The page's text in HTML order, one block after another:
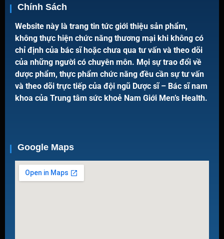
Chính Sách
Website này là trang tin tức giới thiệu sản phẩm,
không thực hiện chức năng thương mại khi không có
chỉ định của bác sĩ hoặc chưa qua tư vấn và theo dõi
của những người có chuyên môn. Mọi sự trao đổi về
dược phẩm, thực phẩm chức năng đều cần sự tư vấn
và theo dõi trực tiếp của đội ngũ Dược sĩ – Bác sĩ nam
khoa của Trung tâm sức khoẻ Nam Giới Men’s Health.
Google Maps